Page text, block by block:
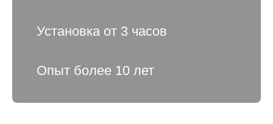
Установка от 3 часов
Опыт более 10 лет